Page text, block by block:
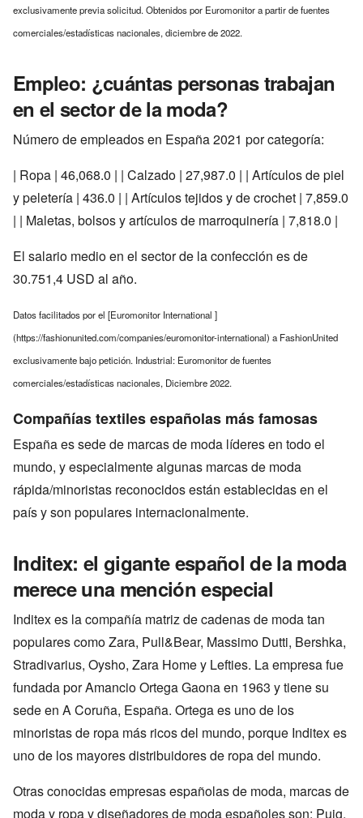
exclusivamente previa solicitud. Obtenidos por Euromonitor a partir de fuentes
comerciales/estadísticas nacionales, diciembre de 2022.
Empleo: ¿cuántas personas trabajan
en el sector de la moda?
Número de empleados en España 2021 por categoría:
| Ropa | 46,068.0 | | Calzado | 27,987.0 | | Artículos de piel
y peletería | 436.0 | | Artículos tejidos y de crochet | 7,859.0
| | Maletas, bolsos y artículos de marroquinería | 7,818.0 |
El salario medio en el sector de la confección es de
30.751,4 USD al año.
Datos facilitados por el [Euromonitor International ]
(https://fashionunited.com/companies/euromonitor-international) a FashionUnited
exclusivamente bajo petición. Industrial: Euromonitor de fuentes
comerciales/estadísticas nacionales, Diciembre 2022.
Compañías textiles españolas más famosas
España es sede de marcas de moda líderes en todo el
mundo, y especialmente algunas marcas de moda
rápida/minoristas reconocidos están establecidas en el
país y son populares internacionalmente.
Inditex: el gigante español de la moda
merece una mención especial
Inditex es la compañía matriz de cadenas de moda tan
populares como Zara, Pull&Bear, Massimo Dutti, Bershka,
Stradivarius, Oysho, Zara Home y Lefties. La empresa fue
fundada por Amancio Ortega Gaona en 1963 y tiene su
sede en A Coruña, España. Ortega es uno de los
minoristas de ropa más ricos del mundo, porque Inditex es
uno de los mayores distribuidores de ropa del mundo.
Otras conocidas empresas españolas de moda, marcas de
moda y ropa y diseñadores de moda españoles son: Puig,